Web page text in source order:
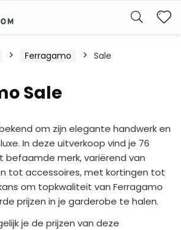
Ferragamo Sale
Sale
om zijn elegante handwerk en
In deze uitverkoop vind je 76
befaamde merk, variërend van
tot accessoires, met kortingen tot
om topkwaliteit van Ferragamo
prijzen in je garderobe te halen.
je de prijzen van deze